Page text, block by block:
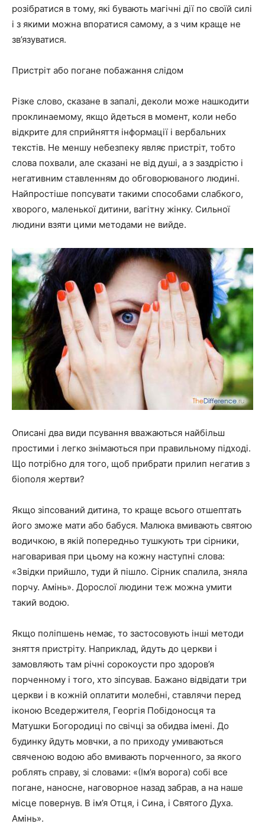
розібратися в тому, які бувають магічні дії по своїй силі
і з якими можна впоратися самому, а з чим краще не
зв’язуватися.
Пристріт або погане побажання слідом
Різке слово, сказане в запалі, деколи може нашкодити
проклинаемому, якщо йдеться в момент, коли небо
відкрите для сприйняття інформації і вербальних
текстів. Не меншу небезпеку являє пристріт, тобто
слова похвали, але сказані не від душі, а з заздрістю і
негативним ставленням до обговорюваного людині.
Найпростіше попсувати такими способами слабкого,
хворого, маленької дитини, вагітну жінку. Сильної
людини взяти цими методами не вийде.
Описані два види псування вважаються найбільш
простими і легко знімаються при правильному підході.
Що потрібно для того, щоб прибрати прилип негатив з
біополя жертви?
Якщо зіпсований дитина, то краще всього отшептать
його зможе мати або бабуся. Малюка вмивають святою
водичкою, в якій попередньо тушкують три сірники,
наговаривая при цьому на кожну наступні слова:
«Звідки прийшло, туди й пішло. Сірник спалила, зняла
порчу. Амінь». Дорослої людини теж можна умити
такий водою.
Якщо поліпшень немає, то застосовують інші методи
зняття пристріту. Наприклад, йдуть до церкви і
замовляють там річні сорокоусти про здоров’я
порченному і того, хто зіпсував. Бажано відвідати три
церкви і в кожній оплатити молебні, ставлячи перед
іконою Вседержителя, Георгія Побідоносця та
Матушки Богородиці по свічці за обидва імені. До
будинку йдуть мовчки, а по приходу умиваються
свяченою водою або вмивають порченного, за якого
роблять справу, зі словами: «(Ім’я ворога) собі все
погане, наносне, наговорное назад забрав, а на наше
місце повернув. В ім’я Отця, і Сина, і Святого Духа.
Амінь».